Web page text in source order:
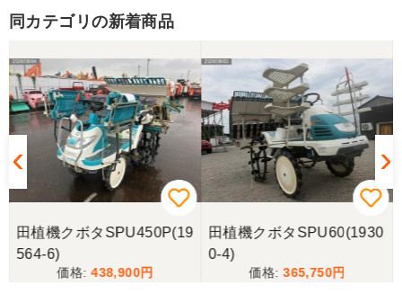
とうございました。
東京都／yuikanoa
いろいろな質問にもすぐに答えていただき 引き取り
時にも親切な対応をありがとうございました。又機
会があれば宜しくお願いします。ありがとうござい
ます。
エンジンが一発でかかり嬉しかったです。
同カテゴリの新着商品
田植機クボタSPU450P(19
564-6)
438,900
田植機クボタSPU60(1930
0-4)
365,750